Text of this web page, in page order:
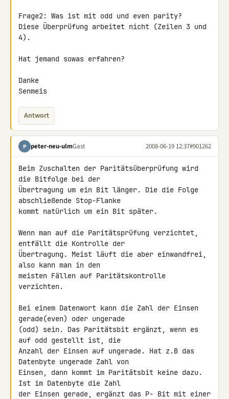
Frage2: Was ist mit odd und even parity?
Diese Überprüfung arbeitet nicht (Zeilen 3 und
4).
Hat jemand sowas erfahren?
Danke
Senmeis
Antwort
P peter-neu-ulmGast 2008-06-19 12:37#901262
Beim Zuschalten der Paritätsüberprüfung wird
die Bitfolge bei der
Übertragung um ein Bit länger. Die die Folge
abschließende Stop-Flanke
kommt natürlich um ein Bit später.
Wenn man auf die Paritätsprüfung verzichtet,
entfällt die Kontrolle der
Übertragung. Meist läuft die aber einwandfrei,
also kann man in den
meisten Fällen auf Paritätskontrolle
verzichten.
Bei einem Datenwort kann die Zahl der Einsen
gerade(even) oder ungerade
(odd) sein. Das Paritätsbit ergänzt, wenn es
auf odd gestellt ist, die
Anzahl der Einsen auf ungerade. Hat z.B das
Datenbyte ungerade Zahl von
Einsen, dann kommt im Paritätsbit keine dazu.
Ist im Datenbyte die Zahl
der Einsen gerade, ergänzt das P- Bit mit einer